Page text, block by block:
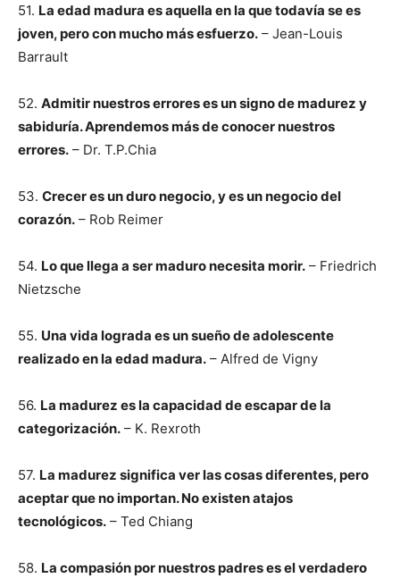
51. La edad madura es aquella en la que todavía se es
joven, pero con mucho más esfuerzo. – Jean-Louis
Barrault
52. Admitir nuestros errores es un signo de madurez y
sabiduría. Aprendemos más de conocer nuestros
errores. – Dr. T.P.Chia
53. Crecer es un duro negocio, y es un negocio del
corazón. – Rob Reimer
54. Lo que llega a ser maduro necesita morir. – Friedrich
Nietzsche
55. Una vida lograda es un sueño de adolescente
realizado en la edad madura. – Alfred de Vigny
56. La madurez es la capacidad de escapar de la
categorización. – K. Rexroth
57. La madurez significa ver las cosas diferentes, pero
aceptar que no importan. No existen atajos
tecnológicos. – Ted Chiang
58. La compasión por nuestros padres es el verdadero